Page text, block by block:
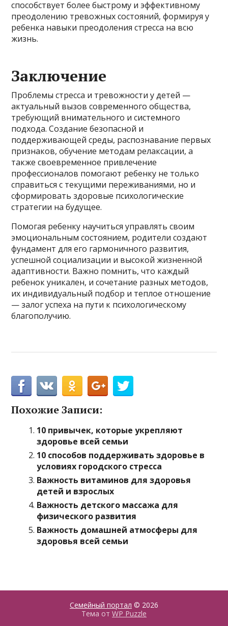
способствует более быстрому и эффективному
преодолению тревожных состояний, формируя у
ребенка навыки преодоления стресса на всю
жизнь.
Заключение
Проблемы стресса и тревожности у детей —
актуальный вызов современного общества,
требующий внимательного и системного
подхода. Создание безопасной и
поддерживающей среды, распознавание первых
признаков, обучение методам релаксации, а
также своевременное привлечение
профессионалов помогают ребенку не только
справиться с текущими переживаниями, но и
сформировать здоровые психологические
стратегии на будущее.
Помогая ребенку научиться управлять своим
эмоциональным состоянием, родители создают
фундамент для его гармоничного развития,
успешной социализации и высокой жизненной
адаптивности. Важно помнить, что каждый
ребенок уникален, и сочетание разных методов,
их индивидуальный подбор и теплое отношение
— залог успеха на пути к психологическому
благополучию.
Похожие Записи:
10 привычек, которые укрепляют
здоровье всей семьи
10 способов поддерживать здоровье в
условиях городского стресса
Важность витаминов для здоровья
детей и взрослых
Важность детского массажа для
физического развития
Важность домашней атмосферы для
здоровья всей семьи
Семейный портал © 2026
Тема от WP Puzzle